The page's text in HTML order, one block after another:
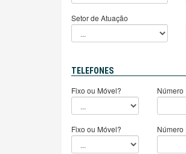
Setor de Atuação
TELEFONES
Fixo ou Móvel? Número
Fixo ou Móvel? Número